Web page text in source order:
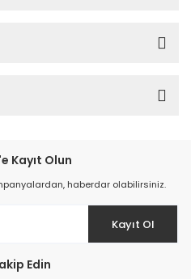
Kayıt Olun
haberdar olabilirsiniz.
Kayıt Ol
Edin